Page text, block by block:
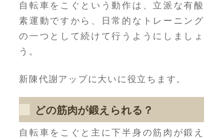
自転車をこぐという動作は、立派な有酸
素運動ですから、日常的なトレーニング
の一つとして続けて行うようにしましょ
う。
新陳代謝アップに大いに役立ちます。
どの筋肉が鍛えられる？
自転車をこぐと主に下半身の筋肉が鍛え